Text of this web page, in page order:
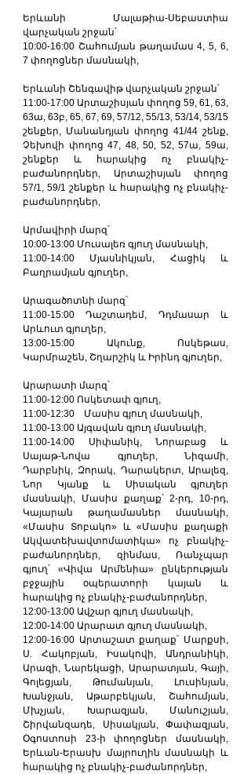
Երևանի Մալաթիա-Սեբաստիա
վարչական շրջան՝
10:00-16:00 Շահումյան թաղամաս 4, 5, 6,
7 փողոցներ մասնակի,
Երևանի Շենգավիթ վարչական շրջան՝
11:00-17:00 Արտաշիսյան փողոց 59, 61, 63,
63ա, 63բ, 65, 67, 69, 57/12, 55/13, 53/14, 53/15
շենքեր, Մանանդյան փողոց 41/44 շենք,
Չեխովի փողոց 47, 48, 50, 52, 57ա, 59ա,
շենքեր և հարակից ոչ բնակիչ-
բաժանորդներ, Արտաշիսյան փողոց
57/1, 59/1 շենքեր և հարակից ոչ բնակիչ-
բաժանորդներ,
Արմավիրի մարզ՝
10:00-13:00 Մուսալեռ գյուղ մասնակի,
11:00-14:00 Մյասնիկյան, Հացիկ և
Բաղրամյան գյուղեր,
Արագածոտնի մարզ՝
11:00-15:00 Դաշտադեմ, Դդմասար և
Արևուտ գյուղեր,
13:00-15:00 Ակունք, Ոսկեթաս,
Կարմրաշեն, Շղարշիկ և Իրինդ գյուղեր,
Արարատի մարզ՝
11:00-12:00 Ոսկետափ գյուղ,
11:00-12:30 Մասիս գյուղ մասնակի,
11:00-13:00 Այգավան գյուղ մասնակի,
11:00-14:00 Սիփանիկ, Նորաբաց և
Սայաթ-Նովա գյուղեր, Նիզամի,
Դարբնիկ, Զորակ, Դարակերտ, Արալեզ,
Նոր Կյանք և Սիսական գյուղեր
մասնակի, Մասիս քաղաք՝ 2-րդ, 10-րդ,
Կայարան թաղամասներ մասնակի,
«Մասիս Տոբակո» և «Մասիս քաղաքի
Ակվատեխավտոմատիկա» ոչ բնակիչ-
բաժանորդներ, զինմաս, Ռանչպար
գյուղ՝ «Վիվա Արմենիա» ընկերության
բջջային օպերատորի կայան և
հարակից ոչ բնակիչ-բաժանորդներ,
12:00-13:00 Ավշար գյուղ մասնակի,
12:00-14:00 Արարատ գյուղ մասնակի,
12:00-16:00 Արտաշատ քաղաք՝ Մարքսի,
Ս. Հակոբյան, Իսակովի, Անդրանիկի,
Արազի, Նարեկացի, Արարատյան, Գայի,
Գոլեցյան, Թումանյան, Լուսինյան,
Խանջյան, Աթարբեկյան, Շահումյան,
Մխչյան, Խարազյան, Մանուշյան,
Շիրվանզադե, Սիսակյան, Փափազյան,
Օգոստոսի 23-ի փողոցներ մասնակի,
Երևան-Երասխ մայրուղին մասնակի և
հարակից ոչ բնակիչ-բաժանորդներ,